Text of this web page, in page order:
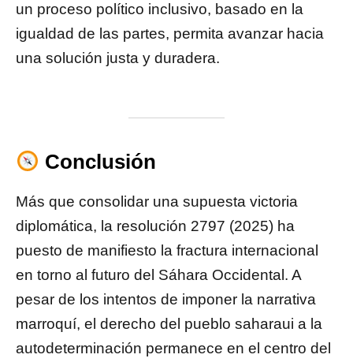
un proceso político inclusivo, basado en la
igualdad de las partes, permita avanzar hacia
una solución justa y duradera.
Conclusión
Más que consolidar una supuesta victoria
diplomática, la resolución 2797 (2025) ha
puesto de manifiesto la fractura internacional
en torno al futuro del Sáhara Occidental. A
pesar de los intentos de imponer la narrativa
marroquí, el derecho del pueblo saharaui a la
autodeterminación permanece en el centro del